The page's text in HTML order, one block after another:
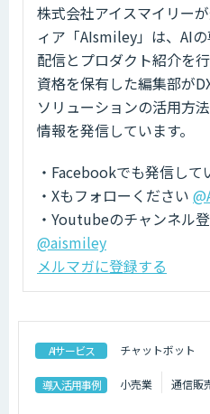
株式会社アイスマイリー
ィア「AIsmiley」は、AI
配信とプロダクト紹介を
資格を保有した編集部が
ソリューションの活用方
情報を発信しています。
・Facebookでも発信して
・Xもフォローください
・Youtubeのチャンネル
@aismiley
メルマガに登録する
AIサービス チャットボット
導入活用事例 小売業 通信販